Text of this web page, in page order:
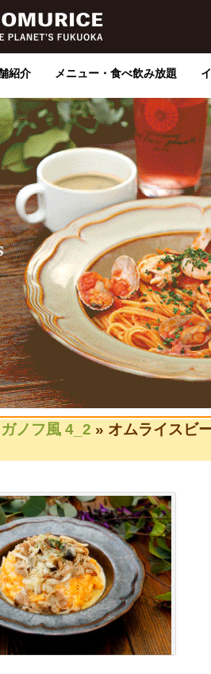
紹介 メニュー・食べ飲み放題
ノフ風 4_2 » オムライスビ